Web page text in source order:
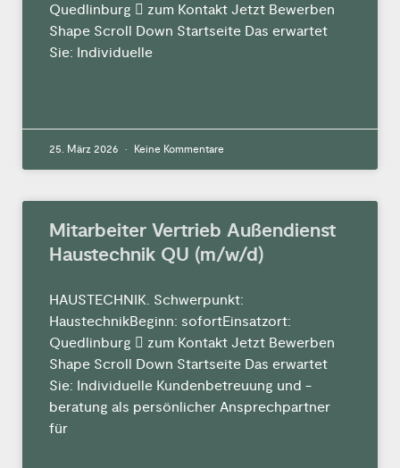
Quedlinburg  zum Kontakt Jetzt Bewerben
Shape Scroll Down Startseite Das erwartet
Sie: Individuelle
25. März 2026 Keine Kommentare
Mitarbeiter Vertrieb Außendienst
Haustechnik QU (m/w/d)
HAUSTECHNIK. Schwerpunkt:
HaustechnikBeginn: sofortEinsatzort:
Quedlinburg  zum Kontakt Jetzt Bewerben
Shape Scroll Down Startseite Das erwartet
Sie: Individuelle Kundenbetreuung und -
beratung als persönlicher Ansprechpartner
für